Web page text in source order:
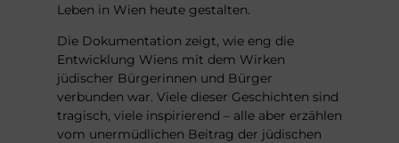
Leben in Wien heute gestalten.
Die Dokumentation zeigt, wie eng die
Entwicklung Wiens mit dem Wirken
jüdischer Bürgerinnen und Bürger
verbunden war. Viele dieser Geschichten sind
tragisch, viele inspirierend – alle aber erzählen
vom unermüdlichen Beitrag der jüdischen